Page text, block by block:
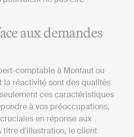
aux demandes
comptable à Montaut ou
la réactivité sont des qualités
ces caractéristiques
à vos préoccupations,
en réponse aux
titre d'illustration, le client